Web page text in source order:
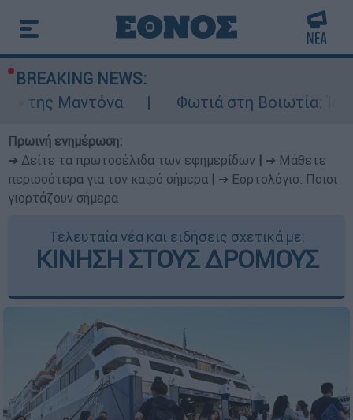
BREAKING NEWS:
Φωτιά στη Βοιωτία: Ίση με έξι
Πρωινή ενημέρωση:
➔ Δείτε τα πρωτοσέλιδα των εφημερίδων
➔ Μάθετε
περισσότερα για τον καιρό σήμερα
➔ Εορτολόγιο: Ποιοι
γιορτάζουν σήμερα
Τελευταία νέα και ειδήσεις σχετικά με:
ΚΙΝΗΣΗ ΣΤΟΥΣ ΔΡΟΜΟΥΣ